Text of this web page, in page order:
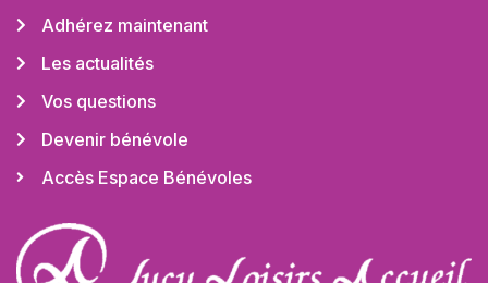
Adhérez maintenant
Les actualités
Vos questions
Devenir bénévole
Accès Espace Bénévoles